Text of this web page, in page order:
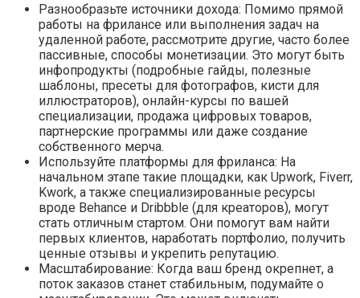
Разнообразьте источники дохода: Помимо прямой
работы на фрилансе или выполнения задач на
удаленной работе, рассмотрите другие, часто более
пассивные, способы монетизации. Это могут быть
инфопродукты (подробные гайды, полезные
шаблоны, пресеты для фотографов, кисти для
иллюстраторов), онлайн-курсы по вашей
специализации, продажа цифровых товаров,
партнерские программы или даже создание
собственного мерча.
Используйте платформы для фриланса: На
начальном этапе такие площадки, как Upwork, Fiverr,
Kwork, а также специализированные ресурсы
вроде Behance и Dribbble (для креаторов), могут
стать отличным стартом. Они помогут вам найти
первых клиентов, наработать портфолио, получить
ценные отзывы и укрепить репутацию.
Масштабирование: Когда ваш бренд окрепнет, а
поток заказов станет стабильным, подумайте о